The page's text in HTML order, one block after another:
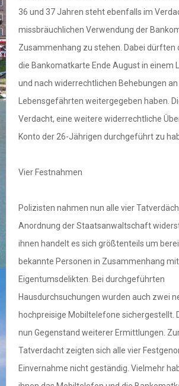
36 und 37 Jahren steht ebenfalls im
missbräuchlichen Verwendung der
Zusammenhang zu stehen. Dabei dürften
die Bankomatkarte Ende August in einem
und nach widerrechtlichen Behebungen
Lebensgefährten weitergegeben haben.
Verdacht, eine weitere widerrechtliche
Konto der 26-Jährigen durchgeführt zu
Vier Festnahmen
Polizisten nahmen nun alle vier
Anordnung der Staatsanwaltschaft
ihnen handelt es sich größtenteils um
bekannte Personen in Zusammenhang mit
Eigentumsdelikten. Bei durchgeführten
Hausdurchsuchungen wurden auch zwei
hochpreisige Mobiltelefone sichergestellt.
nun Gegenstand weiterer Ermittlungen.
Tatverdacht zeigten sich alle vier
Einvernahme nicht geständig. Vielmehr